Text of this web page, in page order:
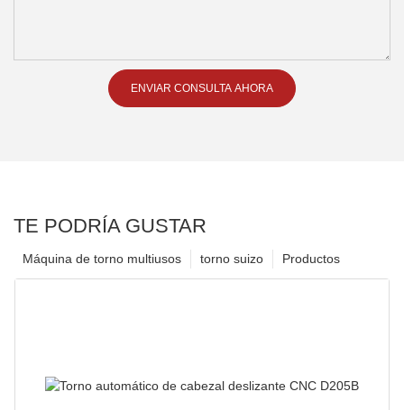
ENVIAR CONSULTA AHORA
TE PODRÍA GUSTAR
Productos
torno suizo
Máquina de torno multiusos